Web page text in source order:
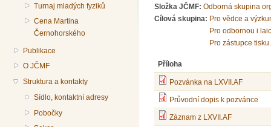
Turnaj mladých fyziků
Cena Martina
Černohorského
Publikace
O JČMF
Struktura a kontakty
Sídlo, kontaktní adresy
Pobočky
Složka JČMF: Odborná skupina
Cílová skupina: Pro vědce a
Pro odbornou i
Pro zástupce tisku.
Příloha
Pozvánka na LXVII.AF
Průvodní dopis k pozvánce
Záznam z LXVII.AF